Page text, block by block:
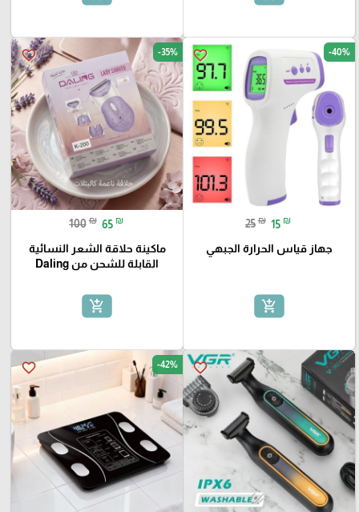
favorite_border -40%
25 ₪ 15 ₪
جهاز قياس الحرارة الجبهي
add_shopping_cart
favorite_border -35%
100 ₪ 65 ₪
ماكينة حلاقة الشعر النسائية
القابلة للشحن من Daling
add_shopping_cart
favorite_border
favorite_border -42%